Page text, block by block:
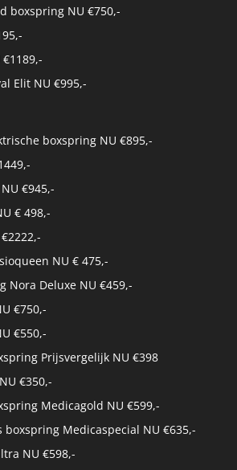
boxspring NU €750,-
Elit NU €995,-
boxspring NU €895,-
€945,-
€ 498,-
NU € 475,-
Nora Deluxe NU €459,-
€750,-
€550,-
Prijsvergelijk NU €398
€350,-
Medicagold NU €599,-
boxspring Medicaspecial NU €635,-
NU €598,-